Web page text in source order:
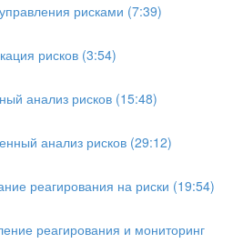
рисками (7:39)
рисков (3:54)
анализ рисков (15:48)
анализ рисков (29:12)
реагирования на риски (19:54)
реагирования и мониторинг